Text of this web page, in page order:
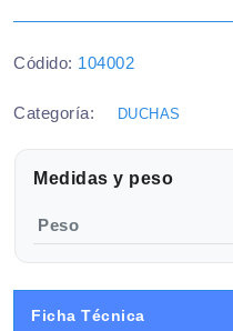
Códido: 104002
Categoría: DUCHAS
Medidas y peso
Peso
Ficha Técnica